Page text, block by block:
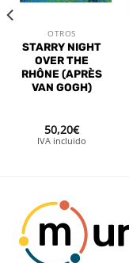
OTROS
STARRY NIGHT
OVER THE
RHÔNE (APRÈS
VAN GOGH)
50,20€
IVA incluido